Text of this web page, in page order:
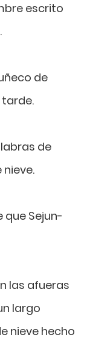
escrito
de
de
que Sejun-
las afueras
largo
nieve hecho